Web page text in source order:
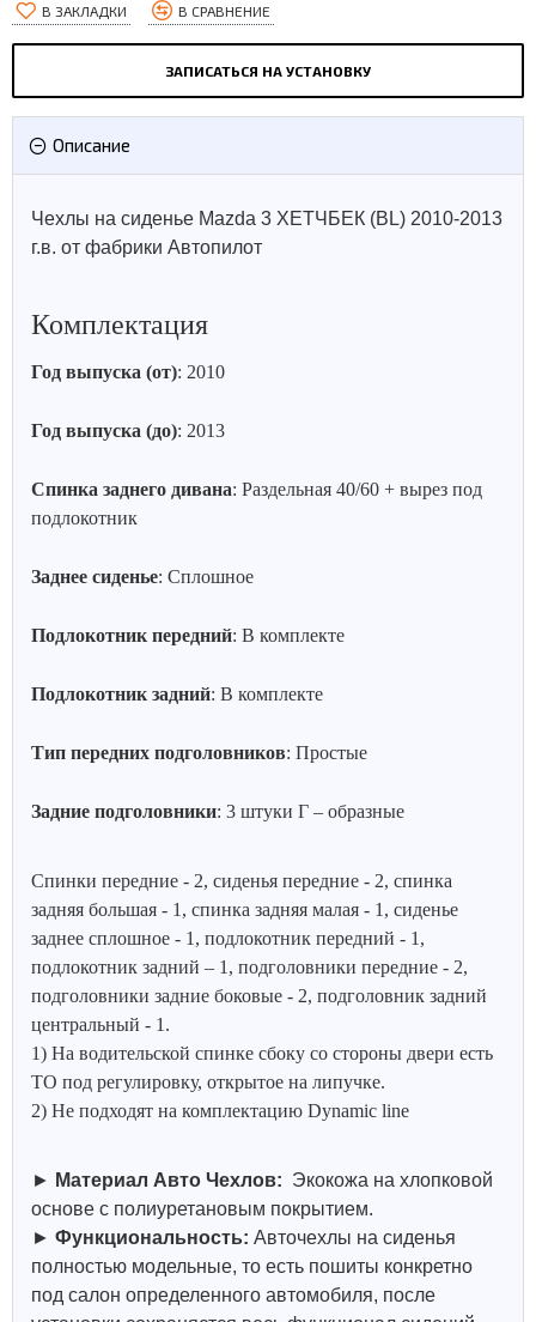
В ЗАКЛАДКИ В СРАВНЕНИЕ
ЗАПИСАТЬСЯ НА УСТАНОВКУ
Описание
Чехлы на сиденье Mazda 3 ХЕТЧБЕК (BL) 2010-2013
г.в. от фабрики Автопилот
Комплектация
Год выпуска (от): 2010
Год выпуска (до): 2013
Спинка заднего дивана: Раздельная 40/60 + вырез под
подлокотник
Заднее сиденье: Сплошное
Подлокотник передний: В комплекте
Подлокотник задний: В комплекте
Тип передних подголовников: Простые
Задние подголовники: 3 штуки Г – образные
Спинки передние - 2, сиденья передние - 2, спинка
задняя большая - 1, спинка задняя малая - 1, сиденье
заднее сплошное - 1, подлокотник передний - 1,
подлокотник задний – 1, подголовники передние - 2,
подголовники задние боковые - 2, подголовник задний
центральный - 1.
1) На водительской спинке сбоку со стороны двери есть
ТО под регулировку, открытое на липучке.
2) Не подходят на комплектацию Dynamic line
► Материал Авто Чехлов: Экокожа на хлопковой
основе с полиуретановым покрытием.
► Функциональность: Авточехлы на сиденья
полностью модельные, то есть пошиты конкретно
под салон определенного автомобиля, после